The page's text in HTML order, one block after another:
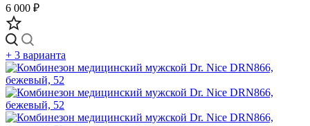
6 000 ₽
+ 3 варианта